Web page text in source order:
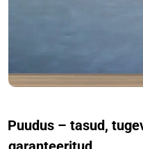
Puudus – tasud,